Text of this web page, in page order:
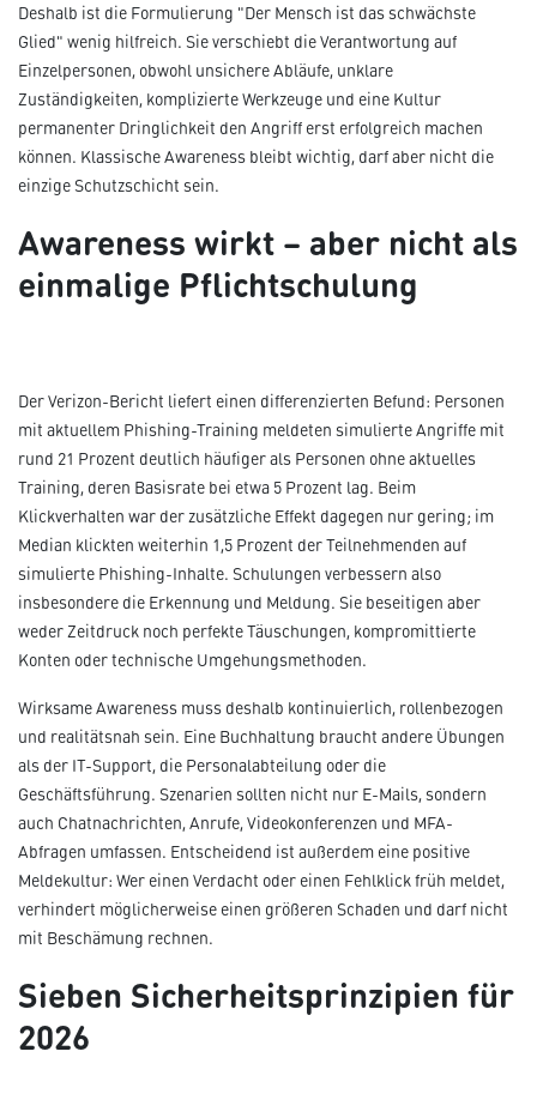
Deshalb ist die Formulierung "Der Mensch ist das schwächste
Glied" wenig hilfreich. Sie verschiebt die Verantwortung auf
Einzelpersonen, obwohl unsichere Abläufe, unklare
Zuständigkeiten, komplizierte Werkzeuge und eine Kultur
permanenter Dringlichkeit den Angriff erst erfolgreich machen
können. Klassische Awareness bleibt wichtig, darf aber nicht die
einzige Schutzschicht sein.
Awareness wirkt – aber nicht als
einmalige Pflichtschulung
Der Verizon-Bericht liefert einen differenzierten Befund: Personen
mit aktuellem Phishing-Training meldeten simulierte Angriffe mit
rund 21 Prozent deutlich häufiger als Personen ohne aktuelles
Training, deren Basisrate bei etwa 5 Prozent lag. Beim
Klickverhalten war der zusätzliche Effekt dagegen nur gering; im
Median klickten weiterhin 1,5 Prozent der Teilnehmenden auf
simulierte Phishing-Inhalte. Schulungen verbessern also
insbesondere die Erkennung und Meldung. Sie beseitigen aber
weder Zeitdruck noch perfekte Täuschungen, kompromittierte
Konten oder technische Umgehungsmethoden.
Wirksame Awareness muss deshalb kontinuierlich, rollenbezogen
und realitätsnah sein. Eine Buchhaltung braucht andere Übungen
als der IT-Support, die Personalabteilung oder die
Geschäftsführung. Szenarien sollten nicht nur E-Mails, sondern
auch Chatnachrichten, Anrufe, Videokonferenzen und MFA-
Abfragen umfassen. Entscheidend ist außerdem eine positive
Meldekultur: Wer einen Verdacht oder einen Fehlklick früh meldet,
verhindert möglicherweise einen größeren Schaden und darf nicht
mit Beschämung rechnen.
Sieben Sicherheitsprinzipien für
2026